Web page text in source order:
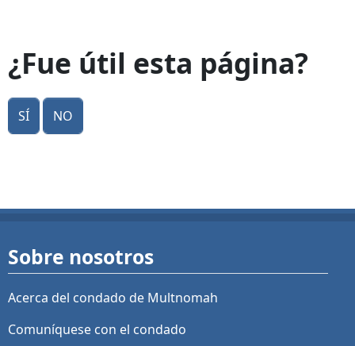
¿Fue útil esta página?
Sí No
Sobre nosotros
Acerca del condado de Multnomah
Comuníquese con el condado